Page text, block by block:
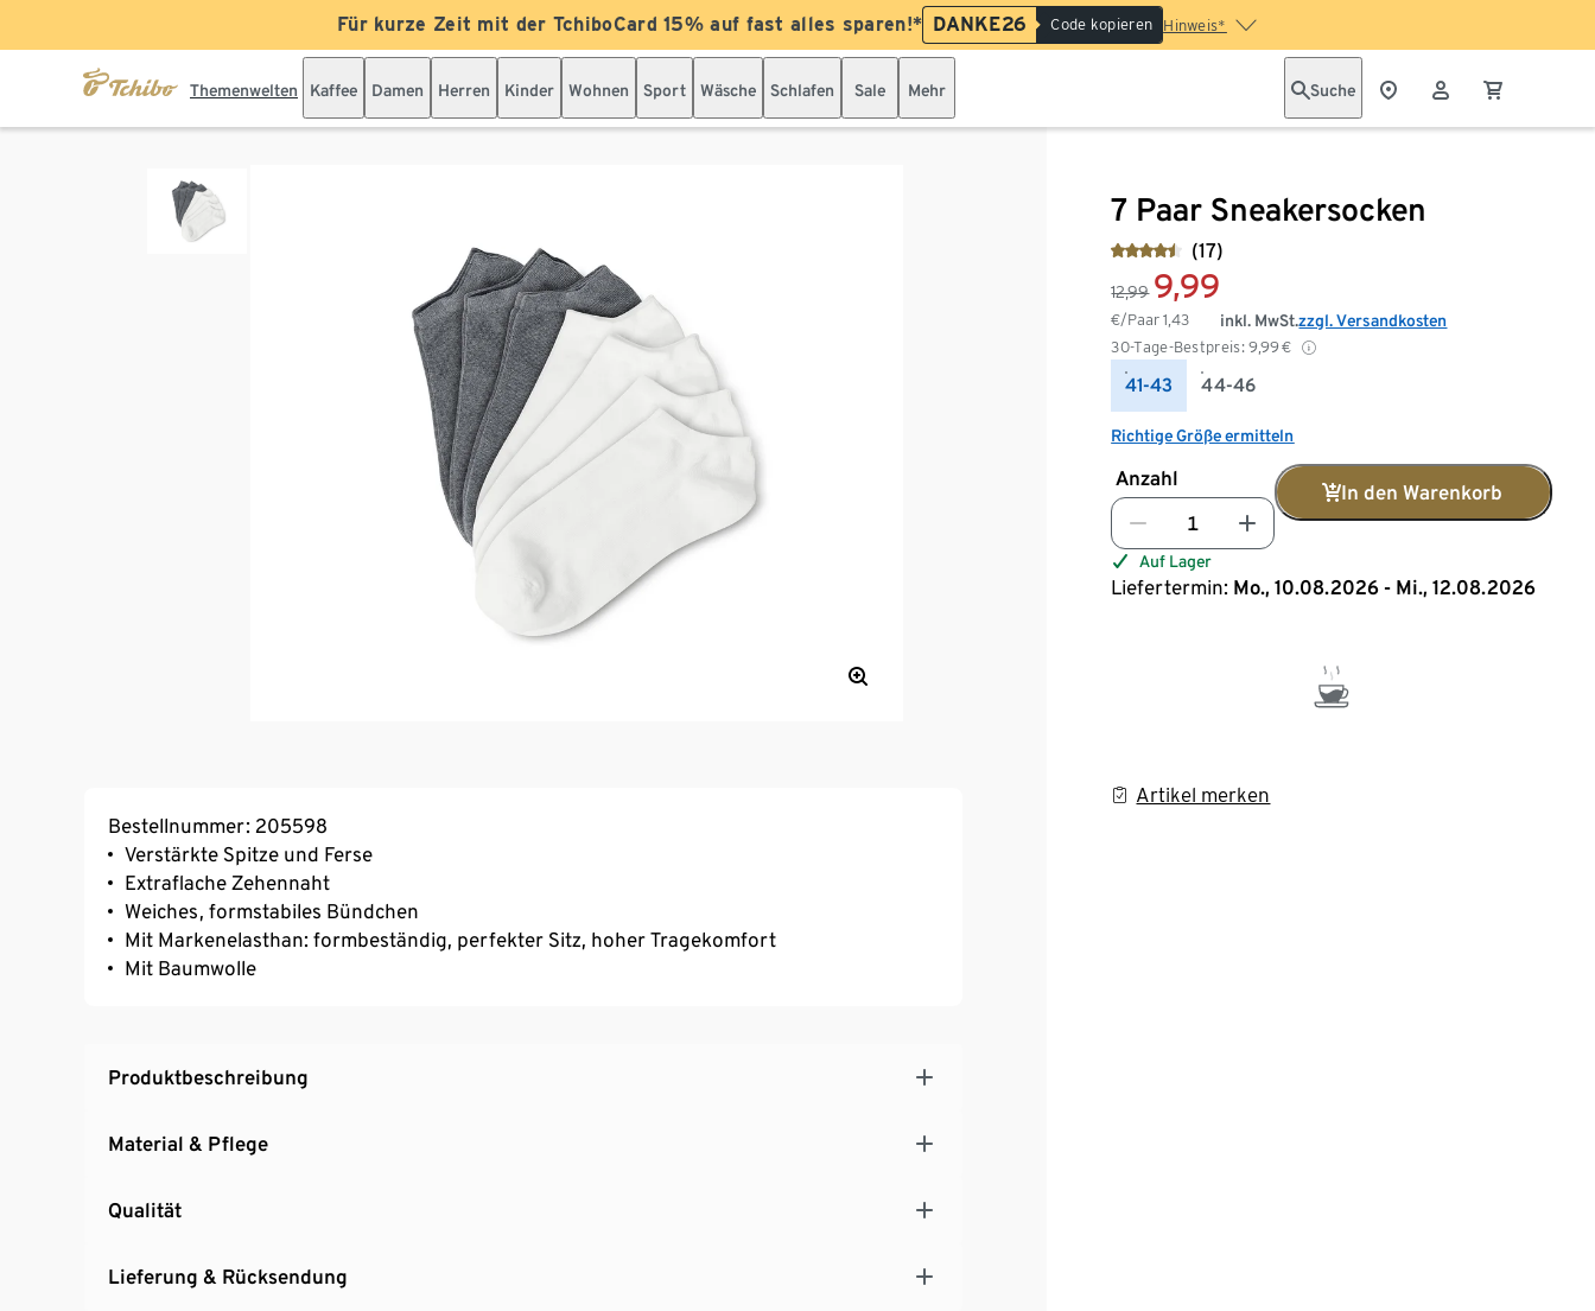
Für kurze Zeit mit der TchiboCard 15% auf fast alles sparen!* DANKE26 Code kopieren Hinweis*
Themenwelten Kaffee Damen Herren Kinder Wohnen Sport Wäsche Schlafen Sale Mehr Suche
7 Paar Sneakersocken
(17)
12,99 9,99
€/Paar1,43
30-Tage-Bestpreis: 9,99€
inkl. MwSt.zzgl. Versandkosten
41-43 44-46
Richtige Größe ermitteln
Anzahl
In den Warenkorb
Auf Lager
Liefertermin: Mo., 10.08.2026 - Mi., 12.08.2026
Artikel merken
Bestellnummer: 205598
Verstärkte Spitze und Ferse
Extraflache Zehennaht
Weiches, formstabiles Bündchen
Mit Markenelasthan: formbeständig, perfekter Sitz, hoher Tragekomfort
Mit Baumwolle
Produktbeschreibung
Material & Pflege
Qualität
Lieferung & Rücksendung